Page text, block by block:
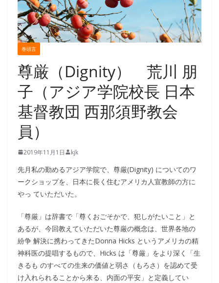
巻頭言
尊厳（Dignity） 荒川 朋
子（アジア学院校長 日本
基督教団 西那須野教会
員）
2019年11月1日 kjk
先月私の勤めるアジア学院で、尊厳(Dignity) についてのワ
ークショップを、日本に長く住むアメリカ人宣教師の方に
やっ ていただいた。
「尊厳」は辞書で「尊くおごそかで、犯しがたいこと」と
あるが、今回教えていただいた尊厳の概念は、世界各地の
紛争 解決に携わってきたDonna Hicks というアメリカの精
神科医の提唱するもので、Hicks は「尊厳」をより深く「生
きるも のすべての生来の価値と弱さ（もろさ）を認めて受
け入れられることから来る、内面の平安」と定義してい